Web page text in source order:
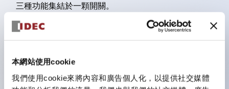
本網站使用cookie
我們使用cookie來將內容和廣告個人化，以提供社交媒體
三種功能集結於一顆開關。
完整支援全球各地需求的多種電壓規格。
顏色。
支援色彩通用設計（CUD）：可清楚辨識正方平頭形指